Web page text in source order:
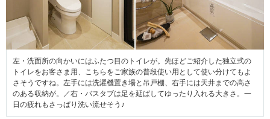
左・洗面所の向かいにはふたつ目のトイレが。先ほどご紹介した独立式の
トイレをお客さま用、こちらをご家族の普段使い用として使い分けてもよ
さそうですね。左手には洗濯機置き場と吊戸棚、右手には天井までの高さ
のある収納が。／右・バスタブは足を延ばしてゆったり入れる大きさ。一
日の疲れもさっぱり洗い流せそう♪